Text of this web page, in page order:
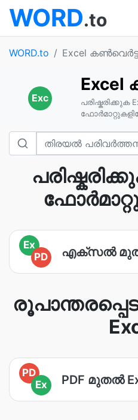
WORD.to
WORD.to Excel
Exc
Excel
പരിഷ്കരിക്കുക
Ex
PD
എക്സൽ
PD
Ex
PDF മുതൽ